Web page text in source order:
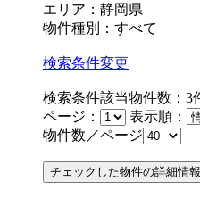
エリア：静岡県
物件種別：すべて
検索条件変更
検索条件該当物件数： 3
ページ：
表示順：
物件数／ページ